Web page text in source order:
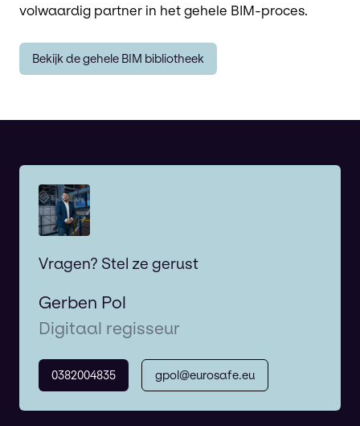
volwaardig partner in het gehele BIM-proces.
Bekijk de gehele BIM bibliotheek
Vragen? Stel ze gerust
Gerben Pol
Digitaal regisseur
0382004835 gpol@eurosafe.eu